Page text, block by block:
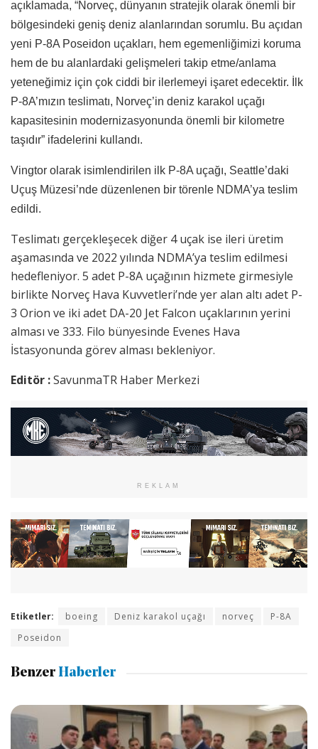
açıklamada, “Norveç, dünyanın stratejik olarak önemli bir
bölgesindeki geniş deniz alanlarından sorumlu. Bu açıdan
yeni P-8A Poseidon uçakları, hem egemenliğimizi koruma
hem de bu alanlardaki gelişmeleri takip etme/anlama
yeteneğimiz için çok ciddi bir ilerlemeyi işaret edecektir. İlk
P-8A’mızın teslimatı, Norveç’in deniz karakol uçağı
kapasitesinin modernizasyonunda önemli bir kilometre
taşıdır” ifadelerini kullandı.
Vingtor olarak isimlendirilen ilk P-8A uçağı, Seattle’daki
Uçuş Müzesi’nde düzenlenen bir törenle NDMA’ya teslim
edildi.
Teslimatı gerçekleşecek diğer 4 uçak ise ileri üretim
aşamasında ve 2022 yılında NDMA’ya teslim edilmesi
hedefleniyor. 5 adet P-8A uçağının hizmete girmesiyle
birlikte Norveç Hava Kuvvetleri’nde yer alan altı adet P-
3 Orion ve iki adet DA-20 Jet Falcon uçaklarının yerini
alması ve 333. Filo bünyesinde Evenes Hava
İstasyonunda görev alması bekleniyor.
Editör :SavunmaTR Haber Merkezi
REKLAM
Etiketler: boeing Deniz karakol uçağı norveç
P-8A
Poseidon
Benzer Haberler